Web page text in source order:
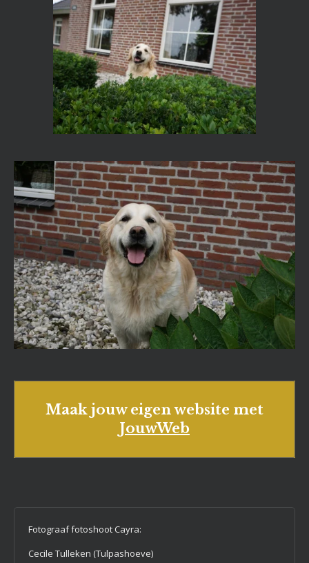
Maak jouw eigen website met
JouwWeb
Fotograaf fotoshoot Cayra:
Cecile Tulleken (Tulpashoeve)